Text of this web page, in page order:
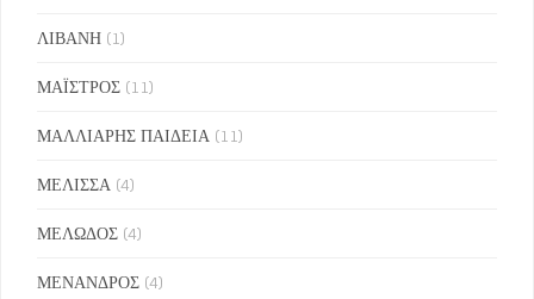
ΛΙΒΑΝΗ (1)
ΜΑΪΣΤΡΟΣ (11)
ΜΑΛΛΙΑΡΗΣ ΠΑΙΔΕΙΑ (11)
ΜΕΛΙΣΣΑ (4)
ΜΕΛΩΔΟΣ (4)
ΜΕΝΑΝΔΡΟΣ (4)